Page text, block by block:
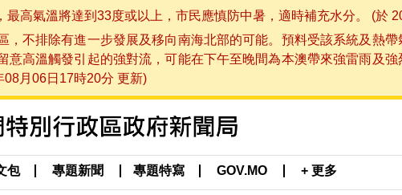
高氣溫將達到33度或以上，市民應慎防中暑，適時補充水分。 (於
，不排除有進一步發展及移向南海北部的可能。預料受該系統及熱
高溫觸發引起的強對流，可能在下午至晚間為本澳帶來強雷雨及強
月06日17時20分 更新)
包 專題新聞 專題特寫 GOV.MO + 更多